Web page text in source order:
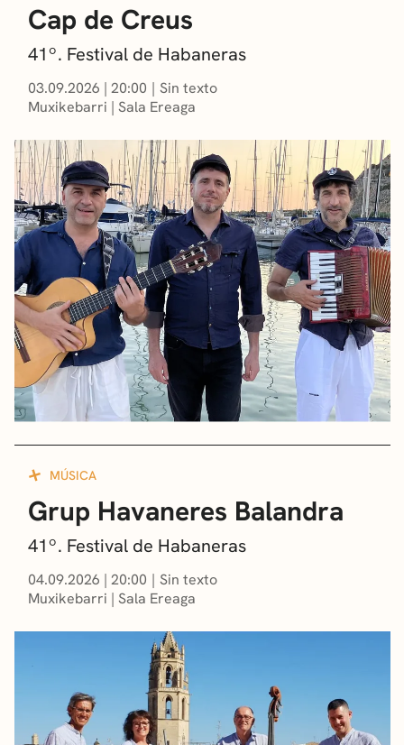
Cap de Creus
41º. Festival de Habaneras
03.09.2026 | 20:00
Sin texto
Muxikebarri | Sala Ereaga
MÚSICA
Grup Havaneres Balandra
41º. Festival de Habaneras
04.09.2026 | 20:00
Sin texto
Muxikebarri | Sala Ereaga